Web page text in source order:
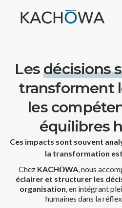
Lesdécisions
transforment
les
équilibres
Ces impacts sont souvent
la transformation
Chez KACHŌWA, nous
éclairer et structurer les
organisation, en intégrant
humaines dans la